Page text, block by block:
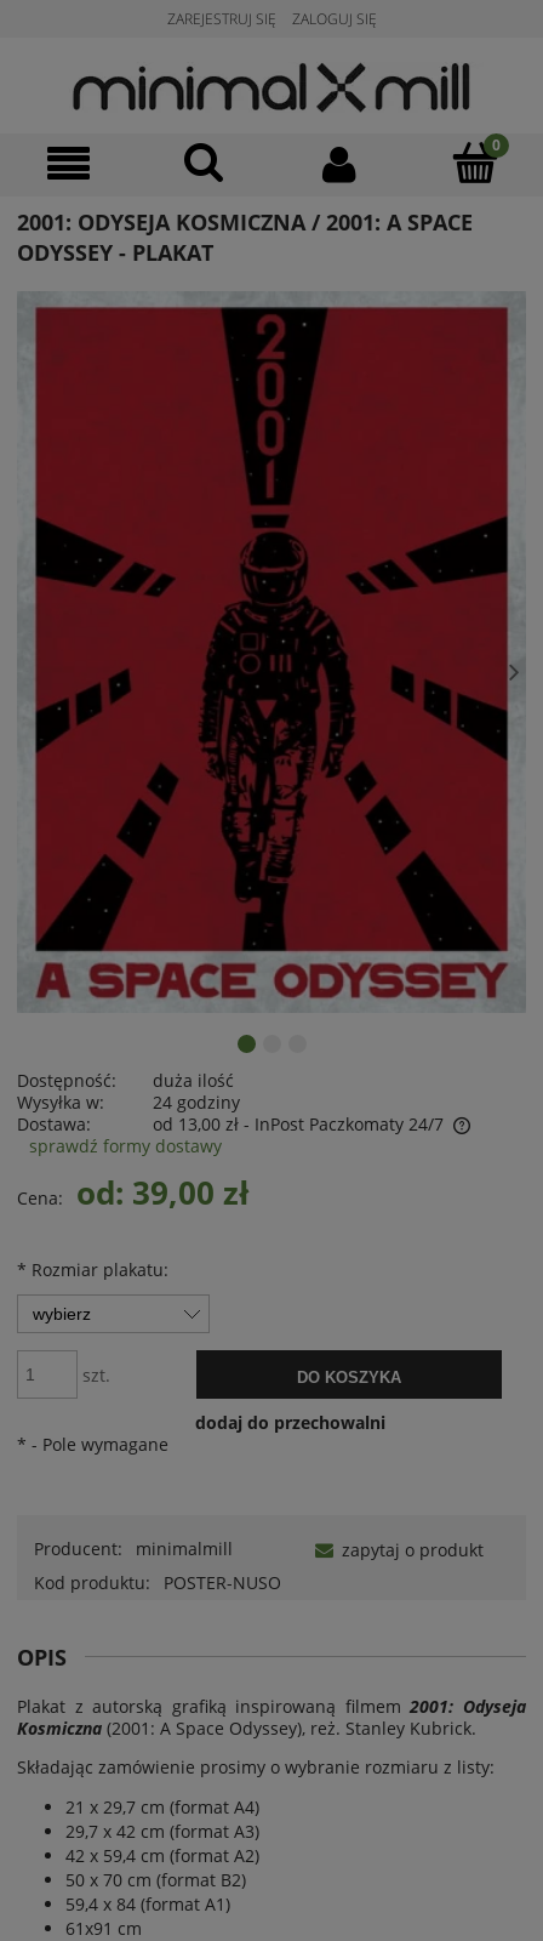
ZAREJESTRUJ SIĘ ZALOGUJ SIĘ
2001: ODYSEJA KOSMICZNA / 2001: A SPACE
ODYSSEY - PLAKAT
Dostępność:
duża ilość
Wysyłka w:
24 godziny
Dostawa:
od 13,00 zł - InPost Paczkomaty 24/7
sprawdź formy dostawy
Cena: od: 39,00 zł
* Rozmiar plakatu:
szt. DO KOSZYKA
dodaj do przechowalni
* - Pole wymagane
Producent:
minimalmill
Kod produktu:
POSTER-NUSO
zapytaj o produkt
OPIS
Plakat z autorską grafiką inspirowaną filmem2001: Odyseja
Kosmiczna (2001: A Space Odyssey), reż. Stanley Kubrick.
Składając zamówienie prosimy o wybranie rozmiaru z listy:
21 x 29,7 cm (format A4)
29,7 x 42 cm (format A3)
42 x 59,4 cm (format A2)
50 x 70 cm (format B2)
59,4 x 84 (format A1)
61x91 cm